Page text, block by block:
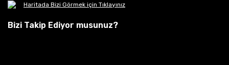
Haritada Bizi Görmek için Tıklayınız
Bizi Takip Ediyor musunuz?